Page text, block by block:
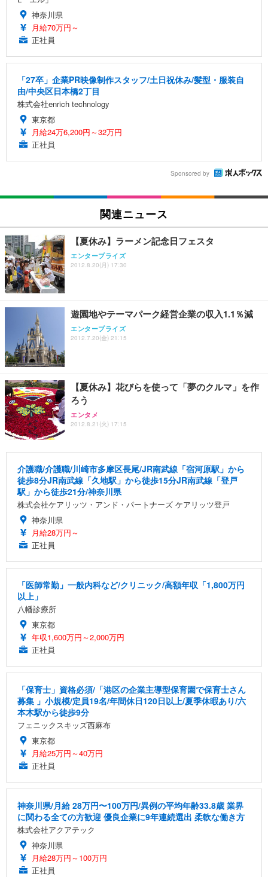
神奈川県
月給70万円～
正社員
「27卒」企業PR映像制作スタッフ/土日祝休み/髪型・服装自
由/中央区日本橋2丁目
株式会社enrich technology
東京都
月給24万6,200円～32万円
正社員
Sponsored by
関連ニュース
【夏休み】ラーメン記念日フェスタ
エンタープライズ
2012.8.20(月) 17:30
遊園地やテーマパーク経営企業の収入1.1％減
エンタープライズ
2012.7.20(金) 21:15
【夏休み】花びらを使って「夢のクルマ」を作
ろう
エンタメ
2012.8.21(火) 17:15
介護職/介護職/川崎市多摩区長尾/JR南武線「宿河原駅」から
徒歩8分JR南武線「久地駅」から徒歩15分JR南武線「登戸
駅」から徒歩21分/神奈川県
株式会社ケアリッツ・アンド・パートナーズ ケアリッツ登戸
神奈川県
月給28万円～
正社員
「医師常勤」一般内科など/クリニック/高額年収「1,800万円
以上」
八幡診療所
東京都
年収1,600万円～2,000万円
正社員
「保育士」資格必須/「港区の企業主導型保育園で保育士さん
募集 」小規模/定員19名/年間休日120日以上/夏季休暇あり/六
本木駅から徒歩9分
フェニックスキッズ西麻布
東京都
月給25万円～40万円
正社員
神奈川県/月給 28万円〜100万円/異例の平均年齢33.8歳 業界
に関わる全ての方歓迎 優良企業に9年連続選出 柔軟な働き方
株式会社アクアテック
神奈川県
月給28万円～100万円
正社員